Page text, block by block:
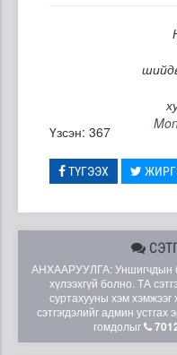
Үзсэн: 367
ТҮГЭЭХ
АНХААРУУЛГА: Уншигчдын
хүлээхгүй болно. ТА
суртахууны хэм хэмжээг
сэтгэгдэлийг админ
гомдолыг